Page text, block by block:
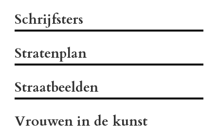
Schrijfsters
Stratenplan
Straatbeelden
Vrouwen in de kunst